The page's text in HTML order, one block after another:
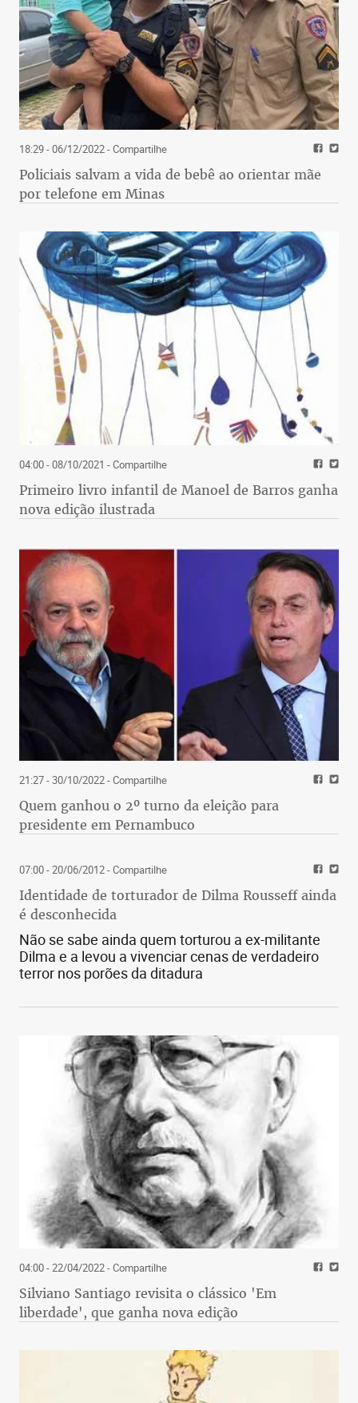
18:29 - 06/12/2022- Compartilhe
Policiais salvam a vida de bebê ao orientar mãe
por telefone em Minas
04:00 - 08/10/2021 - Compartilhe
Primeiro livro infantil de Manoel de Barros ganha
nova edição ilustrada
21:27 - 30/10/2022- Compartilhe
Quem ganhou o 2º turno da eleição para
presidente em Pernambuco
07:00 - 20/06/2012- Compartilhe
Identidade de torturador de Dilma Rousseff ainda
é desconhecida
Não se sabe ainda quem torturou a ex-militante
Dilma e a levou a vivenciar cenas de verdadeiro
terror nos porões da ditadura
04:00 - 22/04/2022- Compartilhe
Silviano Santiago revisita o clássico 'Em
liberdade', que ganha nova edição